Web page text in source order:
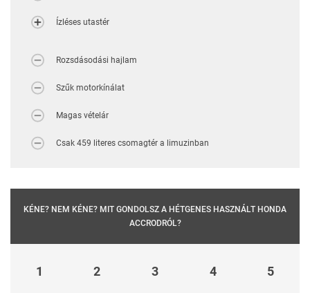
Ízléses utastér
Rozsdásodási hajlam
Szűk motorkínálat
Magas vételár
Csak 459 literes csomagtér a limuzinban
KÉNE? NEM KÉNE? MIT GONDOLSZ A HÉTGENES HASZNÁLT HONDA
ACCRODRÓL?
1 2 3 4 5